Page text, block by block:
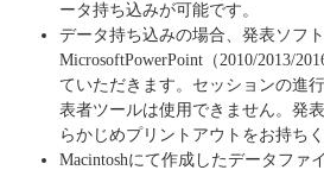
ータ持ち込みが可能です。
データ持ち込みの場合、発表ソフ
MicrosoftPowerPoint（2010/2013/
ていただきます。セッションの進
表者ツールは使用できません。発
らかじめプリントアウトをお持ちく
Macintoshにて作成したデータファ